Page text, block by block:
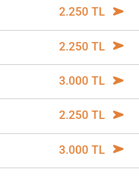
2.250 TL
2.250 TL
3.000 TL
2.250 TL
3.000 TL